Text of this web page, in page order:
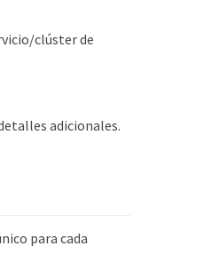
clúster de
adicionales.
para cada